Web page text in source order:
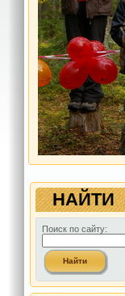
НАЙТИ
Поиск по сайту: